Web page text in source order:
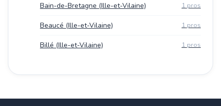
Bain-de-Bretagne (Ille-et-Vilaine) 1 pros
Beaucé (Ille-et-Vilaine) 1 pros
Billé (Ille-et-Vilaine) 1 pros